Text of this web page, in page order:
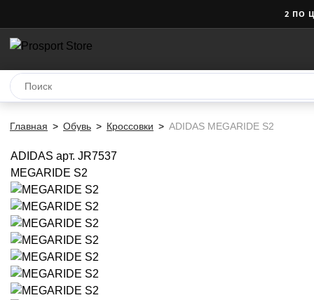
2 ПО
Главная Обувь Кроссовки ADIDAS MEGARIDE S2
ADIDAS арт. JR7537
MEGARIDE S2